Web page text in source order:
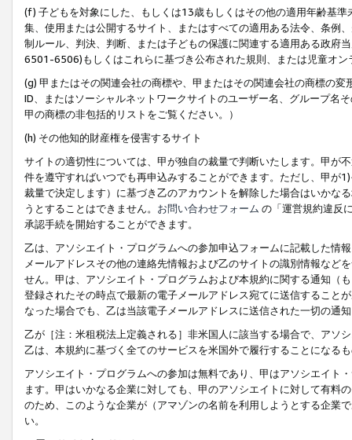
(f) 子どもを対象にした、もしくは13歳もしくはその他の適用年齢基
集、使用または公開するサイト、またはすべての適用ある法令、条例
制ルール、判決、判断、または子どもの保護に関連する適用ある政府
6501-6506)もしくはこれらに基づき公布された規則、または児童オン
(g) 甲またはその関連会社の商標や、甲またはその関連会社の商標の
ID、またはソーシャルネットワークサイトのユーザー名、グループ名
甲の商標の非包括的リストをご覧ください。）
(h) その他知的財産権を侵害するサイト
サイトの適切性については、甲が独自の裁量で判断いたします。甲が
件を遵守すればいつでも再申込みすることができます。ただし、甲が
裁量で決定します）に基づき乙のアカウントを解除した場合はいかな
うとすることはできません。 お問い合わせフォーム の「運営規約違反
承認手続を開始することができます。
乙は、アソシエイト・プログラムへの参加申込フォームに記載した情
メールアドレスその他の連絡先情報および乙のサイトの識別情報など
せん。甲は、アソシエイト・プログラムおよび本規約に関する通知（
登録されたその時点で最新の電子メールアドレス宛てに送信すること
なった場合でも、乙は当該電子メールアドレスに送信された一切の通
乙が［注：米租税法上定義される］非米国人に該当する場合で、アソ
乙は、本規約に基づく全てのサービスを米国外で履行することになる
アソシエイト・プログラムへの参加は無料であり、甲はアソシエイト
ます。甲はいかなる企業に対しても、甲のアソシエイトに対して有料
のため、このような企業が（アマゾンの名前を利用しようとする企業
い。